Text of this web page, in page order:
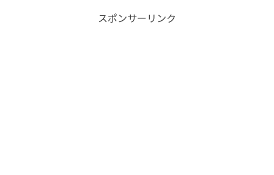
スポンサーリンク